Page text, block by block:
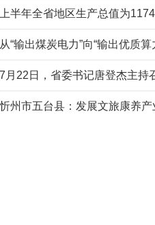
从“输出煤炭电力”向“输出优质算